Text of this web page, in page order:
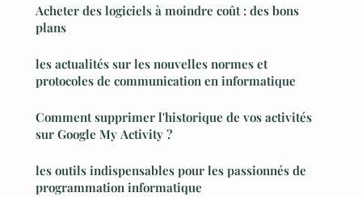
Acheter des logiciels à moindre coût : des bons
plans
les actualités sur les nouvelles normes et
protocoles de communication en informatique
Comment supprimer l'historique de vos activités
sur Google My Activity ?
les outils indispensables pour les passionnés de
programmation informatique